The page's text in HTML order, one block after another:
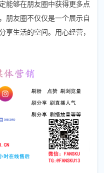
能够在朋友圈中获得更多点
朋友圈不仅仅是一个展示自
生活的空间。用心经营，